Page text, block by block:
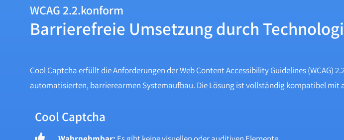
WCAG 2.2.konform
Barrierefreie Umsetzung durch
Cool Captcha erfüllt die Anforderungen der Web Content Accessibility Guidelines (WCAG)
automatisierten, barrierearmen Systemaufbau. Die Lösung ist vollständig kompatibel mit
Cool Captcha